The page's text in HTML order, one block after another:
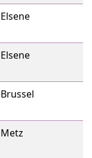
Elsene
Elsene
Brussel
Metz